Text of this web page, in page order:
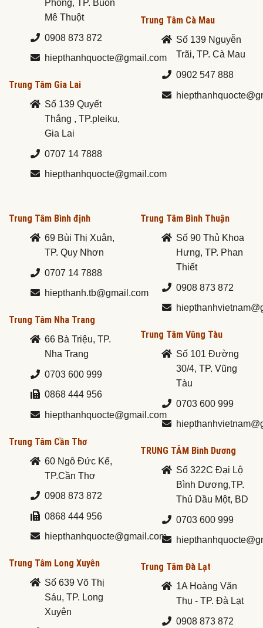
Phong, TP. Buôn
Mê Thuột
0908 873 872
hiepthanhquocte@gmail.com
Trung Tâm Gia Lai
Số 139 Quyết
Thắng , TP.pleiku,
Gia Lai
0707 14 7888
hiepthanhquocte@gmail.com
Trung Tâm Cà Mau
Số 139 Nguyễn
Trãi, TP. Cà Mau
0902 547 888
Trung Tâm Bình định
69 Bùi Thị Xuân,
TP. Quy Nhơn
0707 14 7888
hiepthanh.tb@gmail.com
Trung Tâm Nha Trang
66 Bà Triệu, TP.
Nha Trang
0703 600 999
0868 444 956
hiepthanhquocte@gmail.com
Trung Tâm Cần Thơ
60 Ngô Đức Kế,
TP.Cần Thơ
0908 873 872
0868 444 956
hiepthanhquocte@gmail.com
Trung Tâm Long Xuyên
Số 639 Võ Thị
Sáu, TP. Long
Xuyên
Trung Tâm Bình Thuận
Số 90 Thủ Khoa
Hưng, TP. Phan
Thiết
0908 873 872
Trung Tâm Vũng Tàu
Số 101 Đường
30/4, TP. Vũng
Tàu
0703 600 999
TRUNG TÂM Bình Dương
Số 322C Đại Lộ
Bình Dương,TP.
Thủ Dầu Một, BD
0703 600 999
Trung Tâm Đà Lạt
1A Hoàng Văn
Thụ - TP. Đà Lạt
0908 873 872